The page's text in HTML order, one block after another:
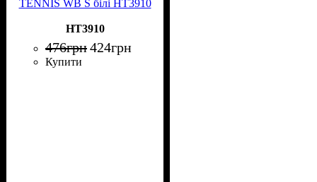
TENNIS WB S білі HT3910
HT3910
476грн424грн
Купити